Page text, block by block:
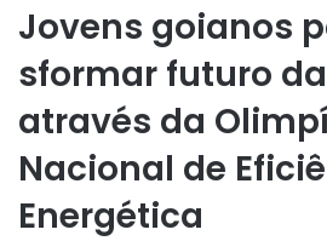
Jovens goianos
sformar futuro
através da
Nacional de
Energética